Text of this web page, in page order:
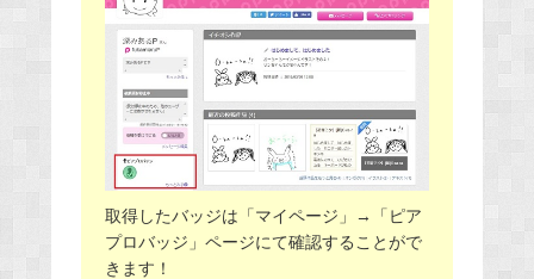
取得したバッジは「マイページ」→「ピア
プロバッジ」ページにて確認することがで
きます！